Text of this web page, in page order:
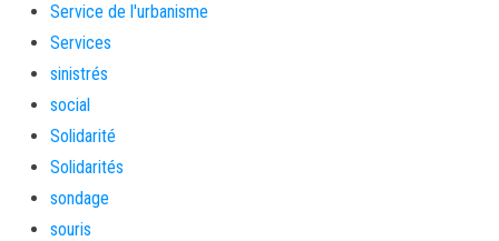
Service de l'urbanisme
Services
sinistrés
social
Solidarité
Solidarités
sondage
souris